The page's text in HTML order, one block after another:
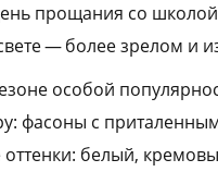
прощания со
— более зрелом и
особой
фасоны с
оттенки: белый,